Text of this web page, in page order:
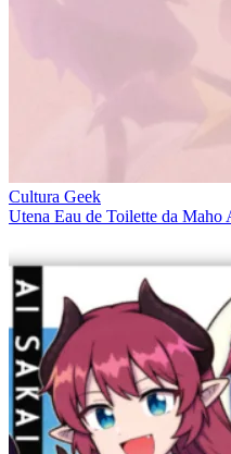
Cultura Geek
Utena Eau de Toilette da Maho